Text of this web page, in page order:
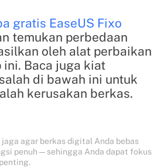
gratis EaseUS Fixo
temukan perbedaan
oleh alat perbaikan
Baca juga kiat
di bawah ini untuk
kerusakan berkas.
jaga agar berkas digital Anda bebas
penuh—sehingga Anda dapat fokus